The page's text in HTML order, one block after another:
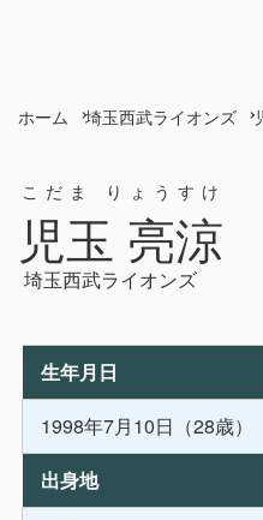
ホーム 埼玉西武ライオンズ
児玉 亮涼
こだま りょうすけ
埼玉西武ライオンズ
生年月日
1998年7月10日（28歳）
出身地